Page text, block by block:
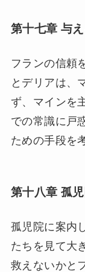
第十七章 与
フランの信頼
とデリアは、
ず、マインを
での常識に戸
ための手段を
第十八章 孤
孤児院に案内
たちを見て大
救えないかと